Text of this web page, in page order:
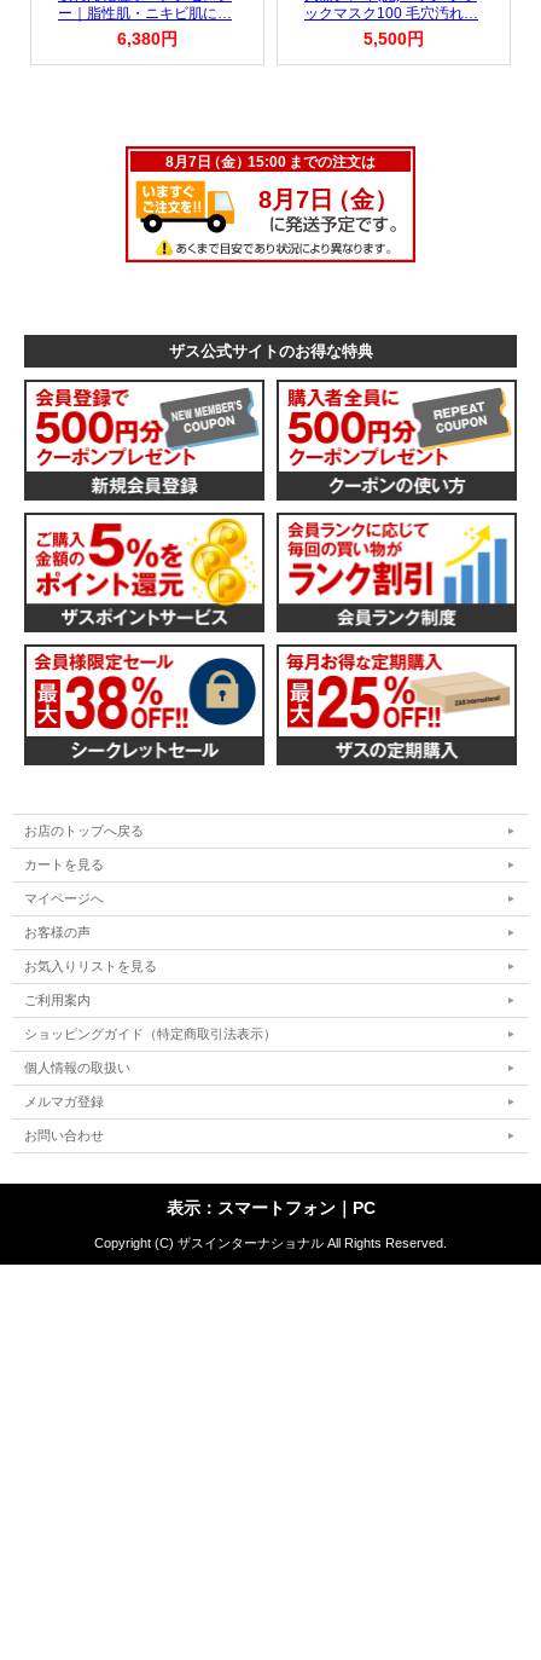
ザス公式サイトのお得な特典
お店のトップへ戻る
カートを見る
マイページへ
お客様の声
お気入りリストを見る
ご利用案内
ショッピングガイド（特定商取引法表示）
個人情報の取扱い
メルマガ登録
お問い合わせ
表示：スマートフォン｜ PC
Copyright (C) ザスインターナショナル All Rights Reserved.